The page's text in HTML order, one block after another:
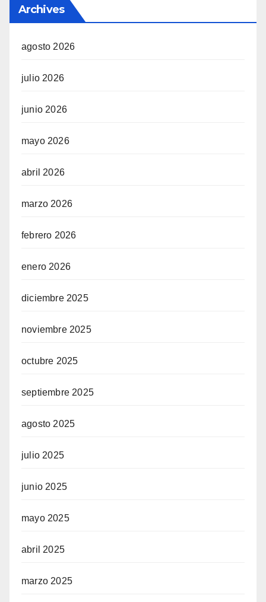
Archives
agosto 2026
julio 2026
junio 2026
mayo 2026
abril 2026
marzo 2026
febrero 2026
enero 2026
diciembre 2025
noviembre 2025
octubre 2025
septiembre 2025
agosto 2025
julio 2025
junio 2025
mayo 2025
abril 2025
marzo 2025